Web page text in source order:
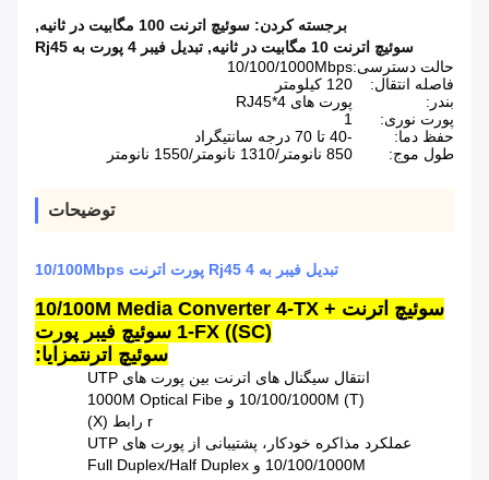
برجسته کردن: سوئیچ اترنت 100 مگابیت در ثانیه
,
سوئیچ اترنت 10 مگابیت در ثانیه
, تبدیل فیبر 4 پورت به Rj45
حالت دسترسی:10/100/1000Mbps
فاصله انتقال:
120 کیلومتر
بندر:
پورت های 4*RJ45
پورت نوری:
1
حفظ دما:
-40 تا 70 درجه سانتیگراد
طول موج:
850 نانومتر/1310 نانومتر/1550 نانومتر
توضیحات
تبدیل فیبر به Rj45 4 پورت اترنت 10/100Mbps
سوئیچ اترنت 10/100M Media Converter 4-TX +
1-FX ((SC) سوئیچ فیبر پورت
سوئیچ اترنتمزایا:
️ انتقال سیگنال های اترنت بین پورت های UTP
10/100/1000M (T) و 1000M Optical Fibe
r رابط (X)
عملکرد مذاکره خودکار، پشتیبانی از پورت های UTP
10/100/1000M و Full Duplex/Half Duplex